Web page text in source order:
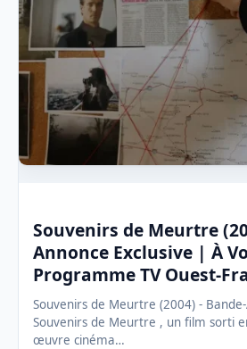
Souvenirs de Meurtre
Annonce Exclusive | À
Programme TV Ouest-
Souvenirs de Meurtre (2004) - Bande-
Souvenirs de Meurtre , un film sorti
œuvre cinéma…